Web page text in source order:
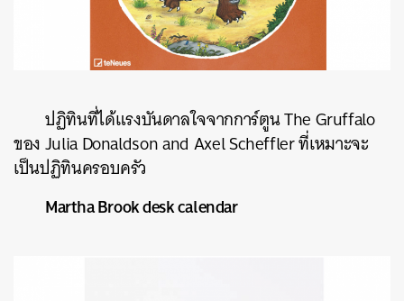
ปฏิทินที่ได้แรงบันดาลใจจากการ์ตูนThe Gruffalo
ของJulia Donaldson and Axel Schefflerที่เหมาะจะ
เป็นปฏิทินครอบครัว
Martha Brook desk calendar